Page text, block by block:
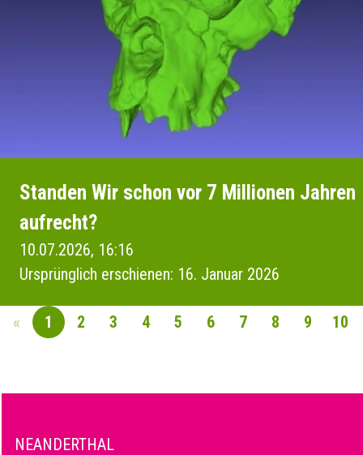
Standen Wir schon vor 7 Millionen Jahren
aufrecht?
10.07.2026, 16:16
Ursprünglich erschienen: 16. Januar 2026
« 1 2 3 4 5 6 7 8 9 10
NEANDERTHAL